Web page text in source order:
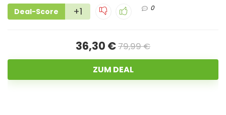
Deal-Score +1 0
36,30 €79,99 €
ZUM DEAL